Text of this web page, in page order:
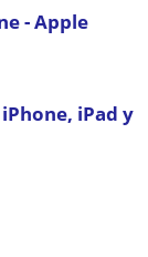
- Apple
iPad y